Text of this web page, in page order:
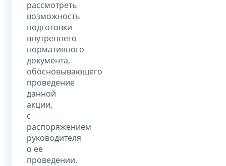
рассмотреть
возможность
подготовки
внутреннего
нормативного
документа,
обосновывающего
проведение
данной
акции,
с
распоряжением
руководителя
о ее
проведении.